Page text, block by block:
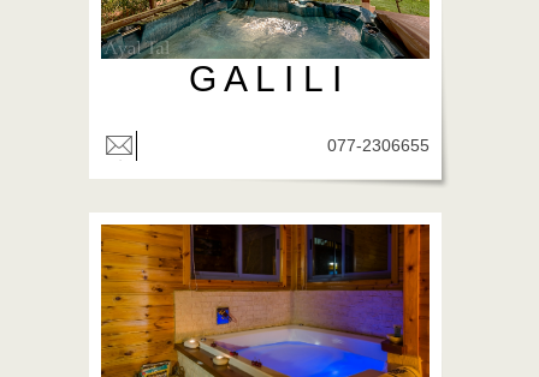
G A L I L I
077-2306655